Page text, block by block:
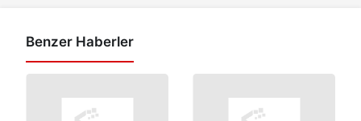
Benzer Haberler